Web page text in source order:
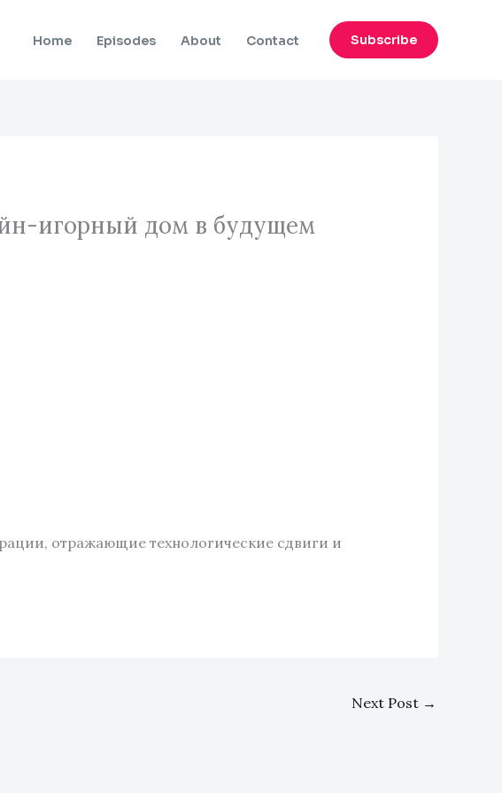
Home Episodes About Contact Subscribe
игорный дом в будущем
отражающие технологические сдвиги и
Next Post →